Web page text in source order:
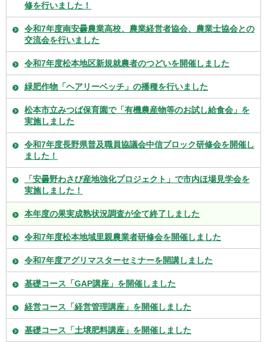
修を行いました！
令和7年度南安曇農業高校、農業経営者協会、農業士協会との
交流会を行いました
令和7年度松本地区新規就農者のつどいを開催しました
緑肥作物「ヘアリーベッチ」の播種を行いました
松本市立みつば保育園で「有機農産物等のお試し給食会」を
実施しました
令和7年度長野県普及職員協議会中信ブロック研修会を開催し
ました！
「安曇野わさび産地強化プロジェクト」で市内ほ場見学会を
実施しました！
本年度の果実成熟状況調査が全て終了しました
令和7年度松本地域里親農業者研修会を開催しました
令和7年度アグリマスターセミナーを開講しました
基礎コース「GAP講座」を開催しました
経営コース「経営管理講座」を開催しました
基礎コース「土壌肥料講座」を開催しました